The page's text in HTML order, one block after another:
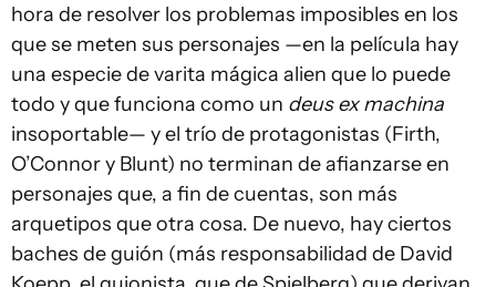
hora de resolver los problemas imposibles en los
que se meten sus personajes —en la película hay
una especie de varita mágica alien que lo puede
todo y que funciona como un deus ex machina
insoportable— y el trío de protagonistas (Firth,
O’Connor y Blunt) no terminan de afianzarse en
personajes que, a fin de cuentas, son más
arquetipos que otra cosa. De nuevo, hay ciertos
baches de guión (más responsabilidad de David